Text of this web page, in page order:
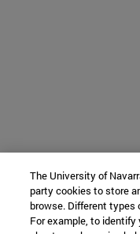
The University of
party cookies to store
browse. Different types
For example, to identify